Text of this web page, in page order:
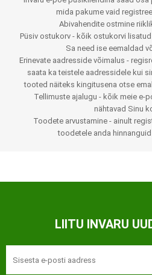
mida pakume vaid
Abivahendite ostmine
Püsiv ostukorv - kõik ostukorvi
Sa need ise eemaldad
Erinevate aadresside võimalus -
saata ka teistele aadressidele kui
tooted näiteks kingitusena otse
Tellimuste ajalugu - kõik meie e-
nähtavad Sinu
Toodete arvustamine - ainult
toodetele anda
LIITU INVARU